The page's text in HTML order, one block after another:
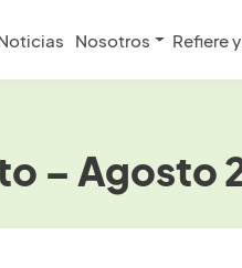
Nosotros Refiere
– Agosto